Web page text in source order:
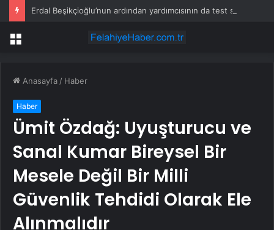
Menü
Anasayfa / Haber
Haber
Ümit Özdağ: Uyuşturucu ve
Sanal Kumar Bireysel Bir
Mesele Değil Bir Milli
Güvenlik Tehdidi Olarak Ele
Alınmalıdır